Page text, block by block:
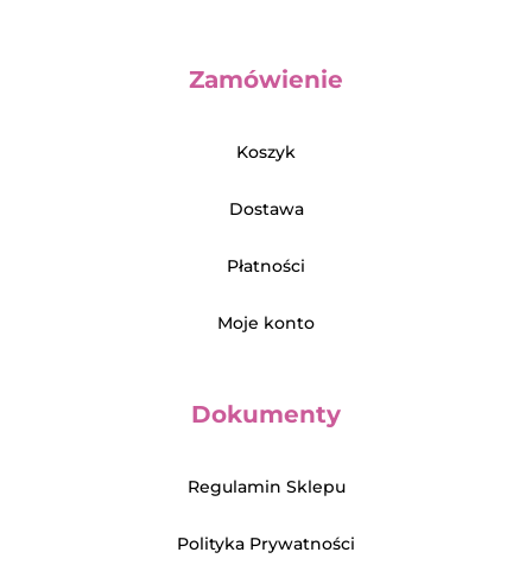
Zamówienie
Koszyk
Dostawa
Płatności
Moje konto
Dokumenty
Regulamin Sklepu
Polityka Prywatności